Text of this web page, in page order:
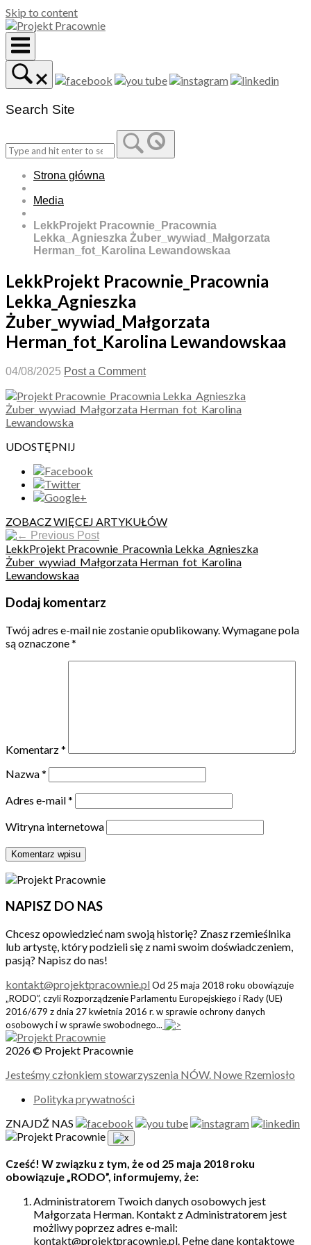
Skip to content
Search Site
Strona główna
Media
LekkProjekt Pracownie_Pracownia
Lekka_Agnieszka Żuber_wywiad_Małgorzata
Herman_fot_Karolina Lewandowskaa
LekkProjekt Pracownie_Pracownia
Lekka_Agnieszka
Żuber_wywiad_Małgorzata
Herman_fot_Karolina Lewandowskaa
04/08/2025 Post a Comment
UDOSTĘPNIJ
ZOBACZ WIĘCEJ ARTYKUŁÓW
Previous Post
LekkProjekt Pracownie_Pracownia Lekka_Agnieszka
Żuber_wywiad_Małgorzata Herman_fot_Karolina
Lewandowskaa
Dodaj komentarz
Twój adres e-mail nie zostanie opublikowany. Wymagane pola
są oznaczone*
Komentarz*
Nazwa*
Adres e-mail*
Witryna internetowa
NAPISZ DO NAS
Chcesz opowiedzieć nam swoją historię? Znasz rzemieślnika
lub artystę, który podzieli się z nami swoim doświadczeniem,
pasją? Napisz do nas!
kontakt@projektpracownie.pl Od 25 maja 2018 roku obowiązuje
„RODO”, czyli Rozporządzenie Parlamentu Europejskiego i Rady (UE)
2016/679 z dnia 27 kwietnia 2016 r. w sprawie ochrony danych
osobowych i w sprawie swobodnego...
2026 © Projekt Pracownie
Jesteśmy członkiem stowarzyszenia NÓW. Nowe Rzemiosło
Polityka prywatności
ZNAJDŹ NAS
Cześć! W związku z tym, że od 25 maja 2018 roku
obowiązuje „RODO”, informujemy, że:
Administratorem Twoich danych osobowych jest
Małgorzata Herman. Kontakt z Administratorem jest
możliwy poprzez adres e-mail:
kontakt@projektpracownie.pl. Pełne dane kontaktowe